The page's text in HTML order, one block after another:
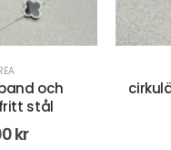
- Rostfritt
kr